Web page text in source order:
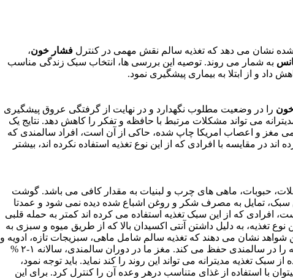
شده نشان می دهد که تغذیه سالم نقش مهمی در کنترل فشار خون،
به شمار می روند. توصیه این بررسی ها، انتخاب سبک زندگی مناسب
داد و از ابتلا به بیماری پیشگیری نمود.
را در وضعیت مطلوب نگهدارد و در نهایت از گرفتگی عروق پیشگیری
می تواند مشکلات مرتبط با حافظه و تفکر را کاهش دهد. نتایج یک
در مجله پزشکی آکادمی مغز و اعصاب امریکا چاپ شده، حاکی از آن است، افراد سالمندی که
به مدت ۳ سال استفاده کرده اند در مقایسه با افرادی که از این نوع تغذیه استفاده نکرده اند، بیشتر
غلات، حبوبات، ماهی های چرب و لبنیات به مقدار کافی می باشد. گوشت
سبک، تمایل به مصرف شکر و روغن اشباع شده دیده نمی شود و عمدتا
افرادی که از این سبک تغذیه استفاده می کرده اند کمتر به حمله قلبی
تغذیه، به دلیل داشتن آنتی اکسیدان بالا که از طریق میوه و سبزی به
شواهد نشان می دهند که تغذیه سالم شامل ماهی، سبزیجات تازه، ادویه و
مغزها (بادام، فندق …) برای مغز مفید است و حافظه را در سالمندی حفظ می کند. مغز ما در دوران سالمندی، سالانه ۱-۲ %
تغذیه مدیترانه می تواند این روند را کند نماید. باید توجه نمود،
با استفاده از غذای متناسب درهر وعده آن را کنترل کرد. برای این